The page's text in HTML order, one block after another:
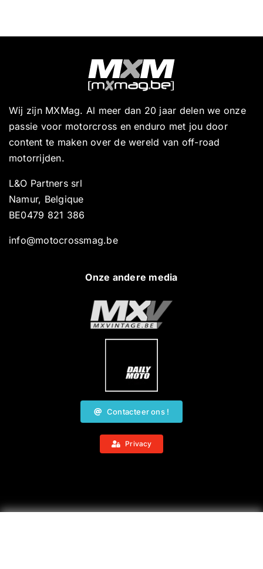
Wij zijn MXMag. Al meer dan 20 jaar delen we onze
passie voor motorcross en enduro met jou door
content te maken over de wereld van off-road
motorrijden.
L&O Partners srl
Namur, Belgique
BE0479 821 386
info@motocrossmag.be
Onze andere media
Contacteer ons !
Privacy